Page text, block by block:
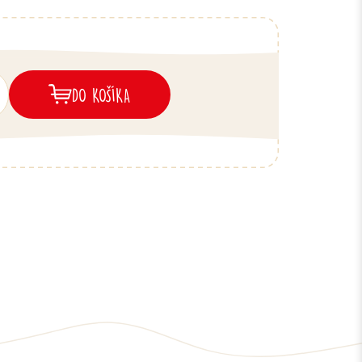
DO KOŠÍKA